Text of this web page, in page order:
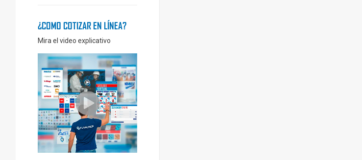
¿COMO COTIZAR EN LÍNEA?
Mira el video explicativo